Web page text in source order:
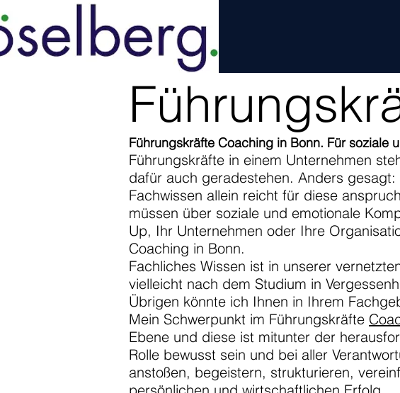
Führungskräfte Coaching in Bonn. Für soziale
Führungskräfte in einem Unternehmen
dafür auch geradestehen. Anders
Fachwissen allein reicht für diese
müssen über soziale und emotionale
Up, Ihr Unternehmen oder Ihre
Coaching in Bonn.
Fachliches Wissen ist in unserer
vielleicht nach dem Studium in
Übrigen könnte ich Ihnen in Ihrem
Mein Schwerpunkt im Führungskräfte
Ebene und diese ist mitunter der
Rolle bewusst sein und bei aller
anstoßen, begeistern, strukturieren,